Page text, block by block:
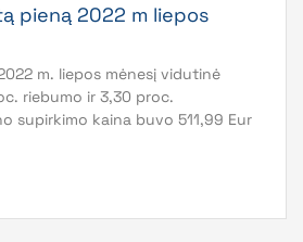
pieną 2022 m liepos
m. liepos mėnesį vidutinė
riebumo ir 3,30 proc.
supirkimo kaina buvo 511,99 Eur